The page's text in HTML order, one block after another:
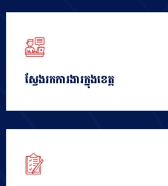
ស្វែងរកការងារក្នុងខេត្ត